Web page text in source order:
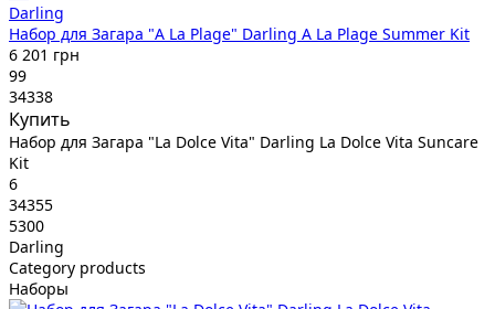
Darling
Набор для Загара "A La Plage" Darling A La Plage Summer Kit
6 201 грн
99
34338
Купить
Набор для Загара "La Dolce Vita" Darling La Dolce Vita Suncare
Kit
6
34355
5300
Darling
Category products
Наборы